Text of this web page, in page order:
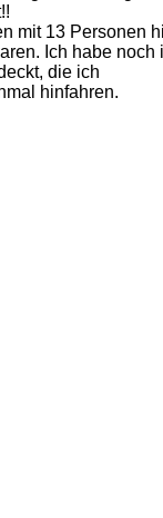
mit 13 Personen
Ich habe noch
die ich
hinfahren.